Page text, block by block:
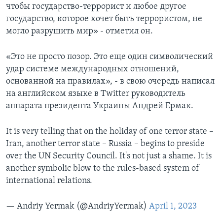
чтобы государство-террорист и любое другое
государство, которое хочет быть террористом, не
могло разрушить мир» - отметил он.
«Это не просто позор. Это еще один символический
удар системе международных отношений,
основанной на правилах», - в свою очередь написал
на английском языке в Twitter руководитель
аппарата президента Украины Андрей Ермак.
It is very telling that on the holiday of one terror state –
Iran, another terror state – Russia – begins to preside
over the UN Security Council. It's not just a shame. It is
another symbolic blow to the rules-based system of
international relations.
— Andriy Yermak (@AndriyYermak) April 1, 2023